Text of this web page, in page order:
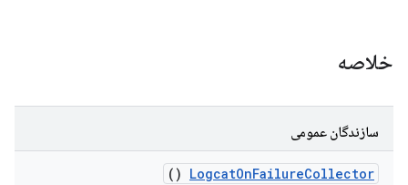
خلاصه
سازندگان عمومی
LogcatOnFailureCollector
()